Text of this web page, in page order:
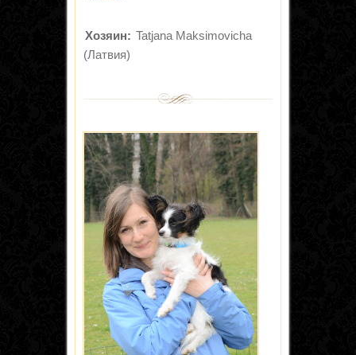
Хозяин: Tatjana Maksimovicha
(Латвия)